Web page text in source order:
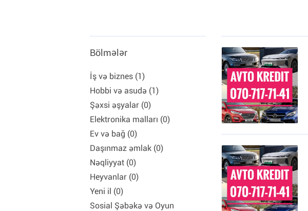
Bölmələr
İş və biznes (1)
Hobbi və asudə (1)
Şəxsi əşyalar (0)
Elektronika malları (0)
Ev və bağ (0)
Daşınmaz əmlak (0)
Nəqliyyat (0)
Heyvanlar (0)
Yeni il (0)
Sosial Şəbəkə və Oyun